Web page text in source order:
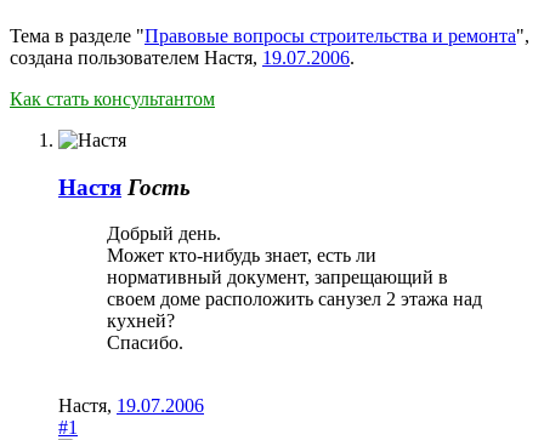
Тема в разделе "Правовые вопросы строительства и ремонта",
создана пользователем Настя, 19.07.2006.
Как стать консультантом
Настя Гость
Добрый день.
Может кто-нибудь знает, есть ли
нормативный документ, запрещающий в
своем доме расположить санузел 2 этажа над
кухней?
Спасибо.
Настя, 19.07.2006
#1